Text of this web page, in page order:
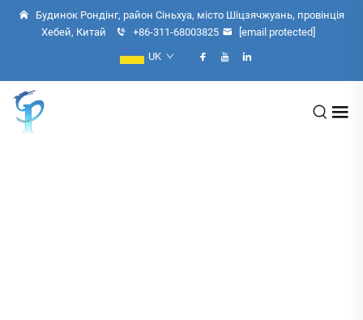
Будинок Рондінг, район Сіньхуа, місто Шіцзячжуань, провінція
Хебей, Китай
+86-311-68003825
[email protected]
UK